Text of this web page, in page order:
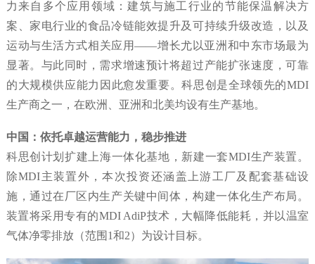
力来自多个应用领域：建筑与施工行业的节能保温解决方
案、家电行业的食品冷链能效提升及可持续升级改造，以及
运动与生活方式相关应用——增长尤以亚洲和中东市场最为
显著。与此同时，需求增速预计将超过产能扩张速度，可靠
的大规模供应能力因此愈发重要。科思创是全球领先的MDI
生产商之一，在欧洲、亚洲和北美均设有生产基地。
中国：依托卓越运营能力，稳步推进
科思创计划扩建上海一体化基地，新建一套MDI生产装置。
除MDI主装置外，本次投资还涵盖上游工厂及配套基础设
施，通过在厂区内生产关键中间体，构建一体化生产布局。
装置将采用专有的MDI AdiP技术，大幅降低能耗，并以温室
气体净零排放（范围1和2）为设计目标。